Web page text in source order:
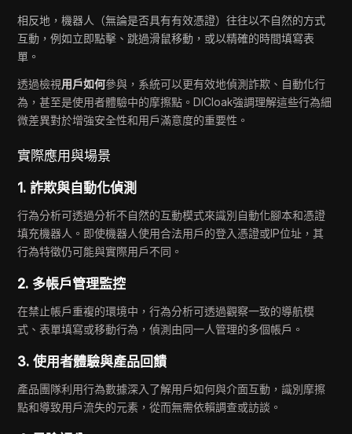
相反地，機器人（無論是否具有有效憑證）往往以不自然的方式
互動，例如立即點擊、跳過滑鼠移動，或以精確的時間填寫表
單。
透過檢視用戶如何參與，系統可以更有效地偵測詐欺、自動化行
為，甚至是使用者體驗中的摩擦點。DICloak強調理解這些行為細
微差異對於增強安全性和用戶滿意度的重要性。
實際應用與場景
1. 詐欺與自動化偵測
行為分析可透過分析不自然的互動模式來識別自動化腳本和憑證
填充機器人。即使機器人使用合法用戶的登入憑證或IP位址，其
行為特徵仍可能與實際用戶不同。
2. 多帳戶管理監控
在禁止帳戶重複的環境中，行為分析可透過觀察一致的導航模
式、表單填寫或移動行為，偵測由同一人管理的多個帳戶。
3. 使用者體驗與產品回饋
產品團隊利用行為數據深入了解用戶如何與介面互動，識別摩擦
點和導致用戶流失的元素，從而無需依賴調查或訪談。